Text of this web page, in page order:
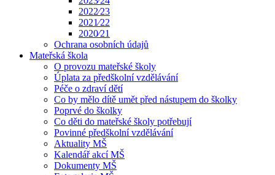
2022⁄23
2021⁄22
2020⁄21
Ochrana osobních údajů
Mateřská škola
O provozu mateřské školy
Úplata za předškolní vzdělávání
Péče o zdraví dětí
Co by mělo dítě umět před nástupem do školky
Poprvé do školky
Co děti do mateřské školy potřebují
Povinné předškolní vzdělávání
Aktuality MŠ
Kalendář akcí MŠ
Dokumenty MŠ